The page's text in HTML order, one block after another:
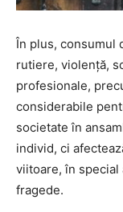
În plus, consumul
rutiere, violență,
profesionale,
considerabile
societate în
individ, ci
viitoare, în special
fragede.